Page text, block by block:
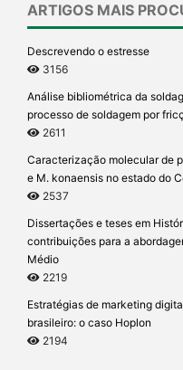
ARTIGOS MAIS
Descrevendo o estresse
3156
Análise bibliométrica da
processo de soldagem por
2611
Caracterização molecular de
e M. konaensis no estado do
2537
Dissertações e teses em
contribuições para a
Médio
2219
Estratégias de marketing
brasileiro: o caso Hoplon
2194